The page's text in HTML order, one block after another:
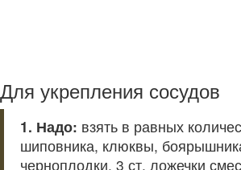
Для укрепления сосудов
1. Надо: взять в равных
шиповника, клюквы,
черноплодки. 3 ст. ложечки